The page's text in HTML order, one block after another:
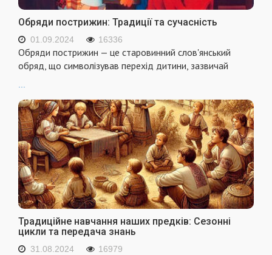
Обряди пострижин: Традиції та сучасність
01.09.2024 16336
Обряди пострижин — це старовинний слов'янський
обряд, що символізував перехід дитини, зазвичай
Традиційне навчання наших предків: Сезонні
цикли та передача знань
31.08.2024 16979